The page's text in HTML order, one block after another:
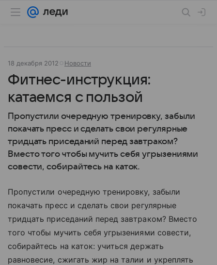
18 декабря 2012 Новости
Фитнес-инструкция:
катаемся с пользой
Пропустили очередную тренировку, забыли
покачать пресс и сделать свои регулярные
тридцать приседаний перед завтраком?
Вместо того чтобы мучить себя угрызениями
совести, собирайтесь на каток.
Пропустили очередную тренировку, забыли
покачать пресс и сделать свои регулярные
тридцать приседаний перед завтраком? Вместо
того чтобы мучить себя угрызениями совести,
собирайтесь на каток: учиться держать
равновесие, сжигать жир на талии и укреплять